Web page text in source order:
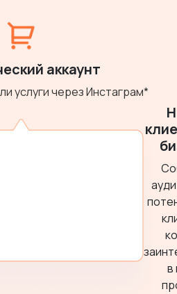
аккаунт
услуги через Инстаграм*
в